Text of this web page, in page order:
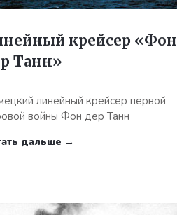
крейсер «Фон
Танн»
линейный крейсер первой
войны Фон дер Танн
дальше →